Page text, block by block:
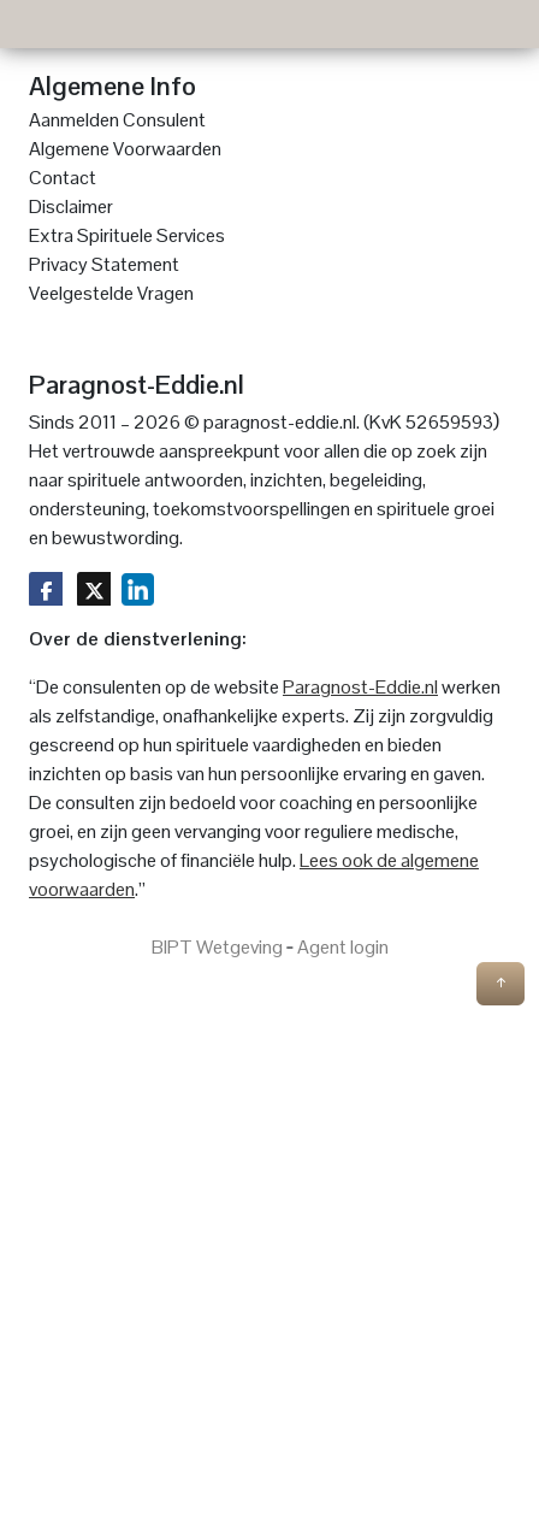
Algemene Info
Aanmelden Consulent
Algemene Voorwaarden
Contact
Disclaimer
Extra Spirituele Services
Privacy Statement
Veelgestelde Vragen
Paragnost-Eddie.nl
Sinds 2011 – 2026 © paragnost-eddie.nl. (KvK 52659593)
Het vertrouwde aanspreekpunt voor allen die op zoek zijn
naar spirituele antwoorden, inzichten, begeleiding,
ondersteuning, toekomstvoorspellingen en spirituele groei
en bewustwording.
Over de dienstverlening:
“De consulenten op de websiteParagnost-Eddie.nlwerken
als zelfstandige, onafhankelijke experts. Zij zijn zorgvuldig
gescreend op hun spirituele vaardigheden en bieden
inzichten op basis van hun persoonlijke ervaring en gaven.
De consulten zijn bedoeld voor coaching en persoonlijke
groei, en zijn geen vervanging voor reguliere medische,
psychologische of financiële hulp.Lees ook de algemene
voorwaarden.”
BIPT Wetgeving‐Agent login